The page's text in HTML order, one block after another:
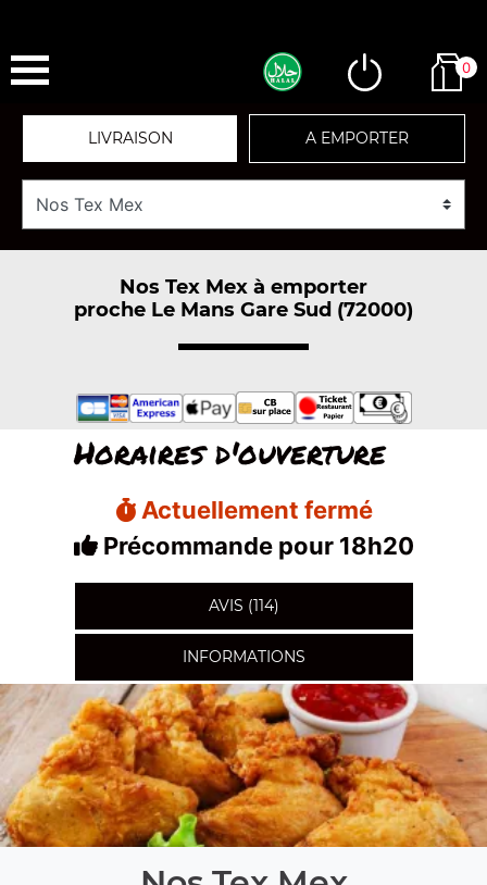
0
LIVRAISON A EMPORTER
Nos Tex Mex à emporter
proche Le Mans Gare Sud (72000)
Horaires d'ouverture
Actuellement fermé
Précommande pour 18h20
AVIS (114)
INFORMATIONS